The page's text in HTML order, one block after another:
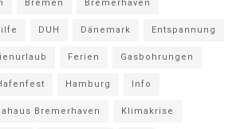
Bremen Bremerhaven
DUH Dänemark Entspannung
Ferien Gasbohrungen
Hamburg Info
Bremerhaven Klimakrise